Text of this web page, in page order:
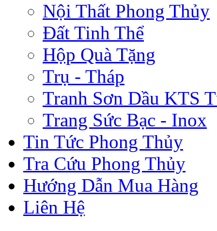
Nội Thất Phong Thủy
Đất Tinh Thể
Hộp Quà Tặng
Trụ - Tháp
Tranh Sơn Dầu KTS
Trang Sức Bạc - Inox
Tin Tức Phong Thủy
Tra Cứu Phong Thủy
Hướng Dẫn Mua Hàng
Liên Hệ